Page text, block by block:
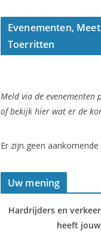
Evenementen,
Toerritten
Meld via de evenementen
of bekijk hier wat er de
Er zijn geen
Uw mening
Hardrijders en
heeft